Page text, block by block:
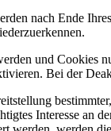
nach Ende
und
Bei der
Interesse an